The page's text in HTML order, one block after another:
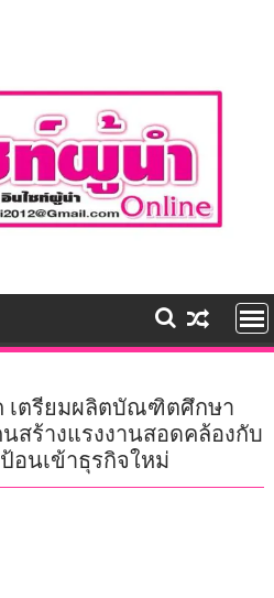
เตรียมผลิตบัณฑิตศึกษา
สร้างแรงงานสอดคล้องกับ
อนเข้าธุรกิจใหม่